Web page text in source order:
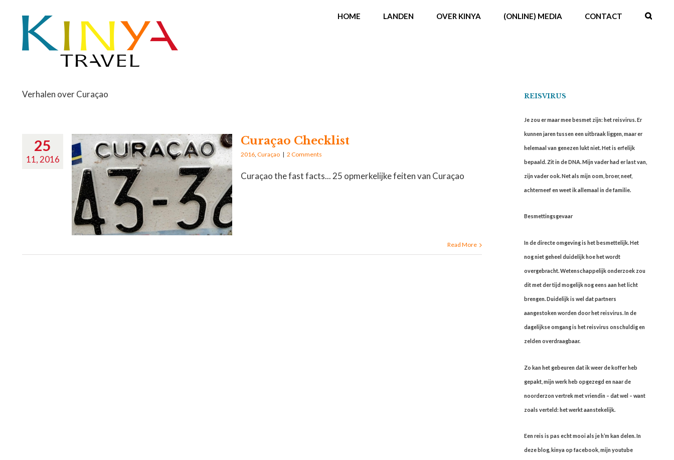
HOME LANDEN OVER KINYA (ONLINE) MEDIA CONTACT
Verhalen over Curaçao
25
11, 2016
Curaçao Checklist
2016,Curaçao | 2 Comments
Curaçao the fast facts... 25 opmerkelijke feiten van Curaçao
Read More
REISVIRUS
Je zou er maar mee besmet zijn: het reisvirus. Er
kunnen jaren tussen een uitbraak liggen, maar er
helemaal van genezen lukt niet. Het is erfelijk
bepaald. Zit in de DNA. Mijn vader had er last van,
zijn vader ook. Net als mijn oom, broer, neef,
achterneef en weet ik allemaal in de familie.
Besmettingsgevaar
In de directe omgeving is het besmettelijk. Het
nog niet geheel duidelijk hoe het wordt
overgebracht. Wetenschappelijk onderzoek zou
dit met der tijd mogelijk nog eens aan het licht
brengen. Duidelijk is wel dat partners
aangestoken worden door het reisvirus. In de
dagelijkse omgang is het reisvirus onschuldig en
zelden overdraagbaar.
Zo kan het gebeuren dat ik weer de koffer heb
gepakt, mijn werk heb opgezegd en naar de
noorderzon vertrek met vriendin – dat wel – want
zoals verteld: het werkt aanstekelijk.
Een reis is pas echt mooi als je h’m kan delen. In
deze blog, kinya op facebook, mijn youtube